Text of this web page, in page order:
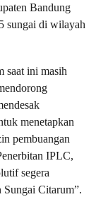
Bandung
sungai di wilayah
saat ini masih
menetapkan
pembuangan
IPLC,
segera
Citarum”.